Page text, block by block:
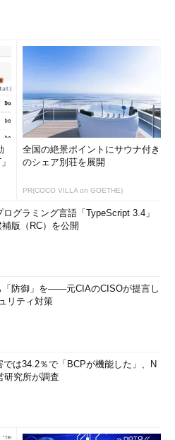
全国の絶景ポイントにサウナ付き
のシェア別荘を展開
PR(COCO VILLA on GOETHE)
グラミング言語「TypeScript 3.4」
版（RC）を公開
「防御」を――元CIAのCISOが提言し
リティ対策
では34.2％で「BCPが機能した」、N
研究所が調査